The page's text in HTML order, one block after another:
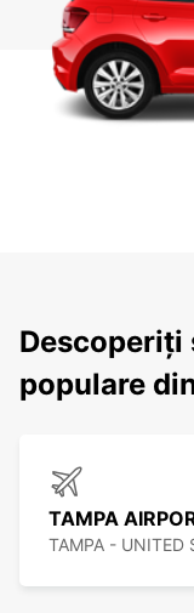
Descoperiți
populare
TAMPA
TAMPA - UNITED